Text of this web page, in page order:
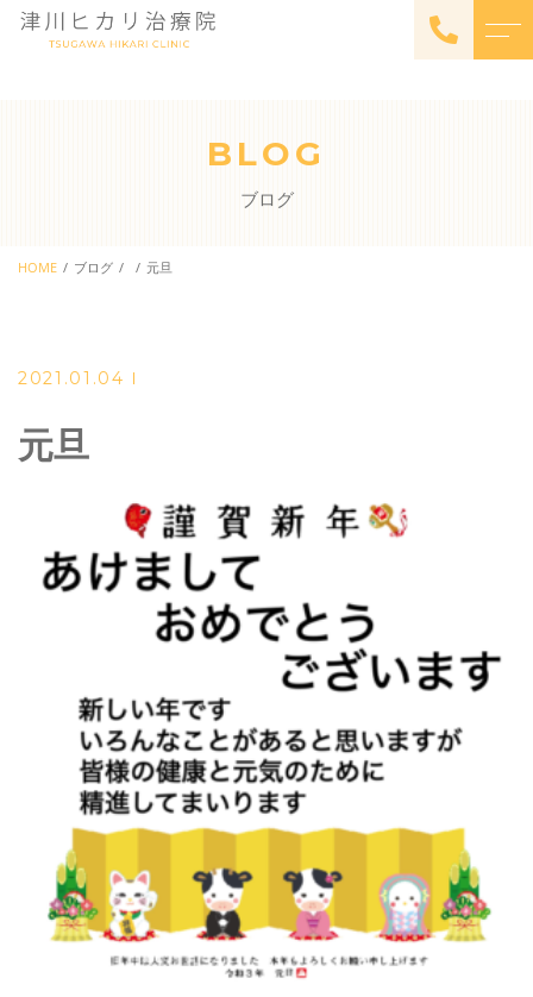
サナモアについて
体験会
022-209-3575
メールでのご予約
RESERVE
BLOG
ブログ
HOME ブログ 元旦
2021.01.04
元旦